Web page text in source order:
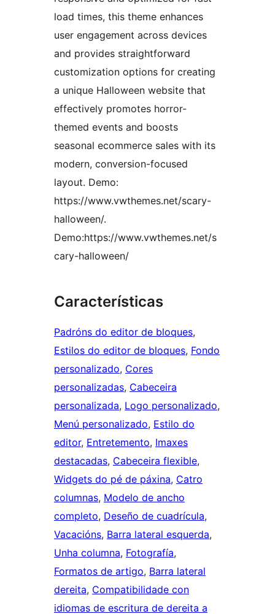
load times, this theme enhances
user engagement across devices
and provides straightforward
customization options for creating
a unique Halloween website that
effectively promotes horror-
themed events and boosts
seasonal ecommerce sales with its
modern, conversion-focused
layout. Demo:
https://www.vwthemes.net/scary-
halloween/.
Demo:https://www.vwthemes.net/s
cary-halloween/
Características
Padróns do editor de bloques
Estilos do editor de bloques, Fondo
personalizado, Cores
personalizadas, Cabeceira
personalizada, Logo personalizado
Menú personalizado, Estilo do
editor, Entretemento, Imaxes
destacadas, Cabeceira flexible
Widgets do pé de páxina, Catro
columnas, Modelo de ancho
completo, Deseño de cuadrícula
Vacacións, Barra lateral esquerda
Unha columna, Fotografía
Formatos de artigo, Barra lateral
dereita, Compatibilidade con
idiomas de escritura de dereita a